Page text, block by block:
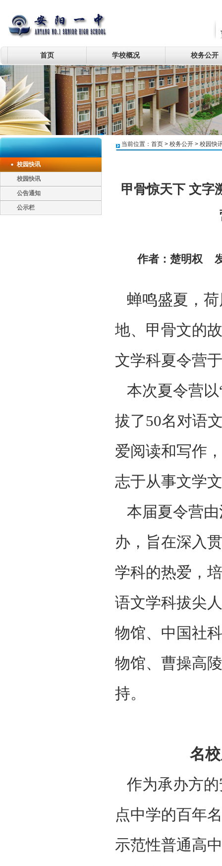
首页 学校概况 校务公开
校园快讯
校园快讯
公告通知
公示栏
当前位置： 首页 > 校务公开 > 校园快
甲骨惊天下 文
作者：楚明权
蝉鸣盛夏，荷
地、甲骨文的
文学科夏令营
本次夏令营以
拔了50名对语
爱阅读和写作
志于从事文学
本届夏令营由
办，旨在深入
学科的热爱，
语文学科拔尖
物馆、中国社
物馆、曹操高
持。
名
作为承办方的
点中学的百年
示范性普通高